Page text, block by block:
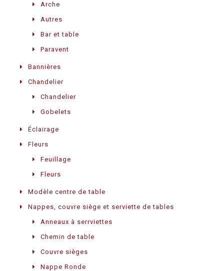
Arche
Autres
Bar et table
Paravent
Bannières
Chandelier
Chandelier
Gobelets
Éclairage
Fleurs
Feuillage
Fleurs
Modèle centre de table
Nappes, couvre siège et serviette de tables
Anneaux à serrviettes
Chemin de table
Couvre sièges
Nappe Ronde